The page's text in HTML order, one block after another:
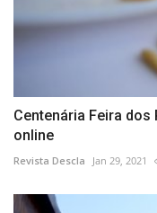
Centenária Feira
online
Revista Descla Jan 29, 2021